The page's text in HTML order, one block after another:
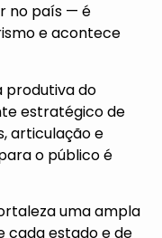
no país — é
e acontece
produtiva do
estratégico de
articulação e
o público é
uma ampla
cada estado e de